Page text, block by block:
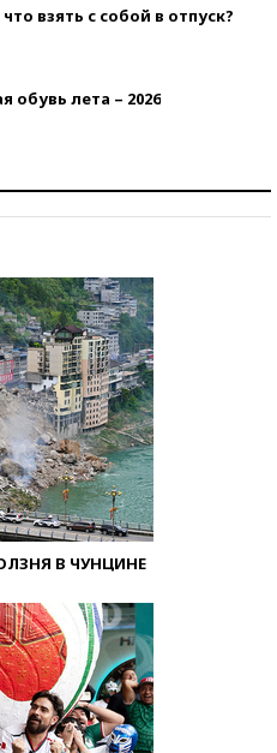
взять с собой в отпуск?
обувь лета – 2026
В ЧУНЦИНЕ